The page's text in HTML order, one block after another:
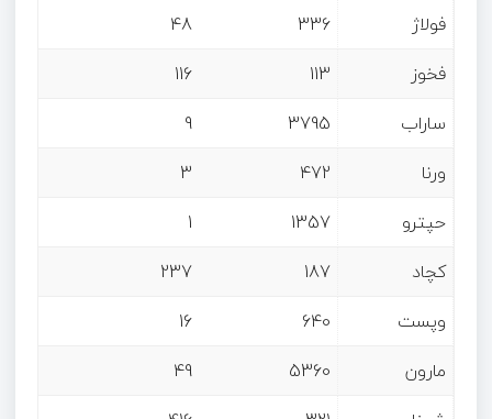
فولاژ
336
48
فخوز
113
116
ساراب
3795
9
ورنا
472
3
حپترو
1357
1
کچاد
187
237
وپست
640
16
مارون
5360
49